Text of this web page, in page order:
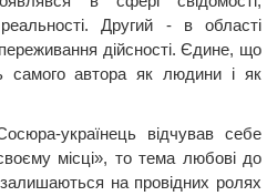
Другий - в області
переживання дійсності. Єдине, що
самого автора як людини і як
українець відчував себе
місці», то тема любові до
на провідних ролях